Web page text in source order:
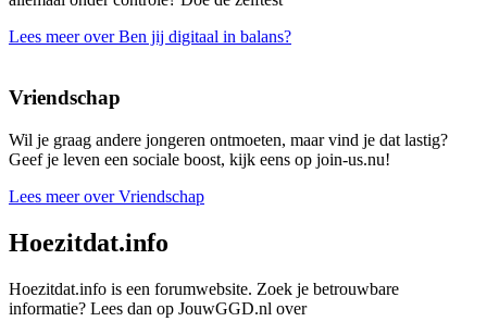
Lees meer over Ben jij digitaal in balans?
Vriendschap
Wil je graag andere jongeren ontmoeten, maar vind je dat lastig?
Geef je leven een sociale boost, kijk eens op join-us.nu!
Lees meer over Vriendschap
Hoezitdat.info
Hoezitdat.info is een forumwebsite. Zoek je betrouwbare
informatie? Lees dan op JouwGGD.nl over